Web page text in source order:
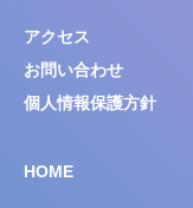
アクセス
お問い合わせ
個人情報保護方針
HOME